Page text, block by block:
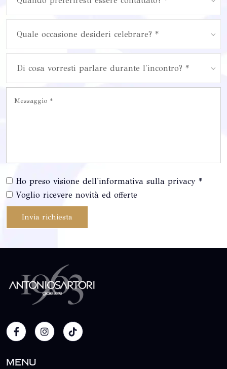
Quale occasione desideri celebrare? *
Di cosa vorresti parlare durante l'incontro? *
Ho preso visione dell'informativa sulla privacy *
Voglio ricevere novità ed offerte
Invia richiesta
Menu